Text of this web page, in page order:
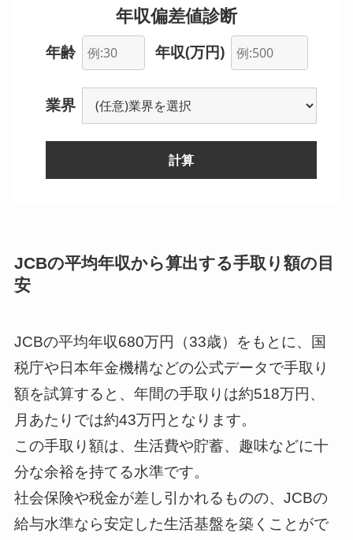
年収偏差値診断
年齢 年収(万円)
業界
計算
--
--
JCBの平均年収から算出する手取り額の目
安
JCBの平均年収680万円（33歳）をもとに、国
税庁や日本年金機構などの公式データで手取り
額を試算すると、年間の手取りは約518万円、
月あたりでは約43万円となります。
この手取り額は、生活費や貯蓄、趣味などに十
分な余裕を持てる水準です。
社会保険や税金が差し引かれるものの、JCBの
給与水準なら安定した生活基盤を築くことがで